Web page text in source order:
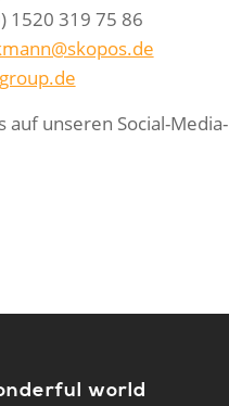
1520 319 75 86
auf unseren Social-Media-
world